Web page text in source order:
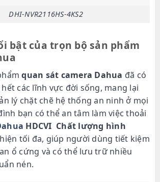
DHI-NVR2116HS-4KS2
bật của trọn bộ sản phẩm
quan sát camera Dahua đã có
các lĩnh vực đời sống, mang lại
lý chặt chẽ hệ thống an ninh ở mọi
bạn có thể an tâm làm việc thoải
HDCVI Chất lượng hình
tối đa, giúp người dùng tiết kiệm
ổ cứng và có thể lưu trữ nhiều
nén.